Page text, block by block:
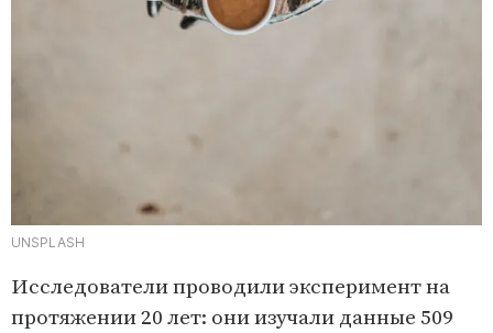
UNSPLASH
Исследователи проводили эксперимент на
протяжении 20 лет: они изучали данные 509